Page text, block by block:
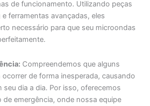
de funcionamento. Utilizando peças
ferramentas avançadas, eles
necessário para que seu microondas
Compreendemos que alguns
de forma inesperada, causando
seu dia a dia. Por isso, oferecemos
de emergência, onde nossa equipe